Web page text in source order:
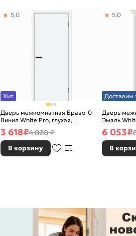
Хит
Дверь межкомнатная Браво-0
Винил White Pro, глухая,
каркасно-щитовая
5,0
3 618₽4 020 ₽
В корзину
Доставим
Дверь
Эмаль
без
5,0
6 053₽
В